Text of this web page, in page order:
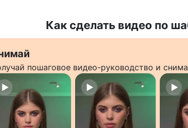
Как сделать видео по
пошаговое видео-руководство и